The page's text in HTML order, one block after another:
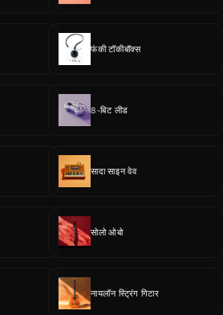
फंकी टॉकीबॉक्स
8-बिट लीड
सादा साइन वेव
सोलो ओबो
नायलॉन स्ट्रिंग गिटार